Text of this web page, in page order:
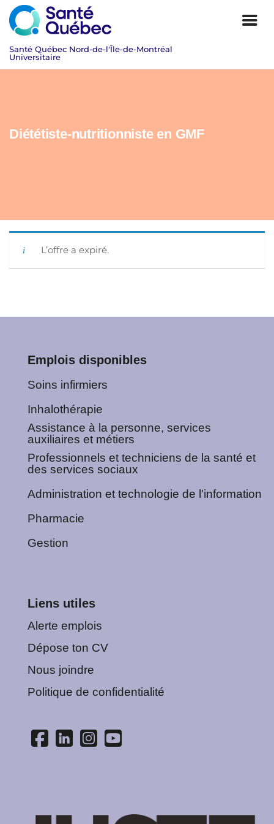
Diététiste-nutritionniste en GMF
L’offre a expiré.
Emplois disponibles
Soins infirmiers
Inhalothérapie
Assistance à la personne, services
auxiliaires et métiers
Professionnels et techniciens de la santé et
des services sociaux
Administration et technologie de l'information
Pharmacie
Gestion
Liens utiles
Alerte emplois
Dépose ton CV
Nous joindre
Politique de confidentialité